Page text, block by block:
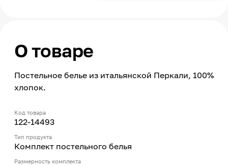
О товаре
Постельное белье из итальянской Перкали, 100%
хлопок.
Код товара
122-14493
Тип продукта
Комплект постельного белья
Размерность комплекта